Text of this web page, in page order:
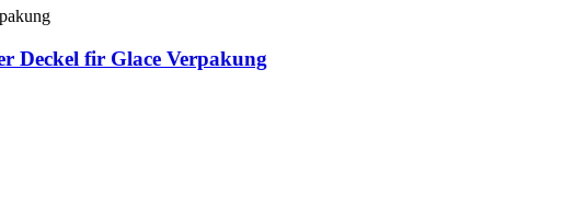
Deckel fir Glace Verpakung